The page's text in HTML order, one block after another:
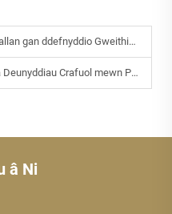
ddefnyddio Gweithio Rhattan
Crafuol mewn Perfformiad
â Ni